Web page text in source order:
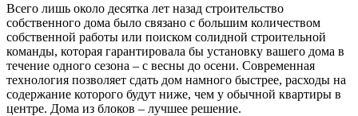
Всего лишь около десятка лет назад строительство
собственного дома было связано с большим количеством
собственной работы или поиском солидной строительной
команды, которая гарантировала бы установку вашего дома в
течение одного сезона – с весны до осени. Современная
технология позволяет сдать дом намного быстрее, расходы на
содержание которого будут ниже, чем у обычной квартиры в
центре. Дома из блоков – лучшее решение.